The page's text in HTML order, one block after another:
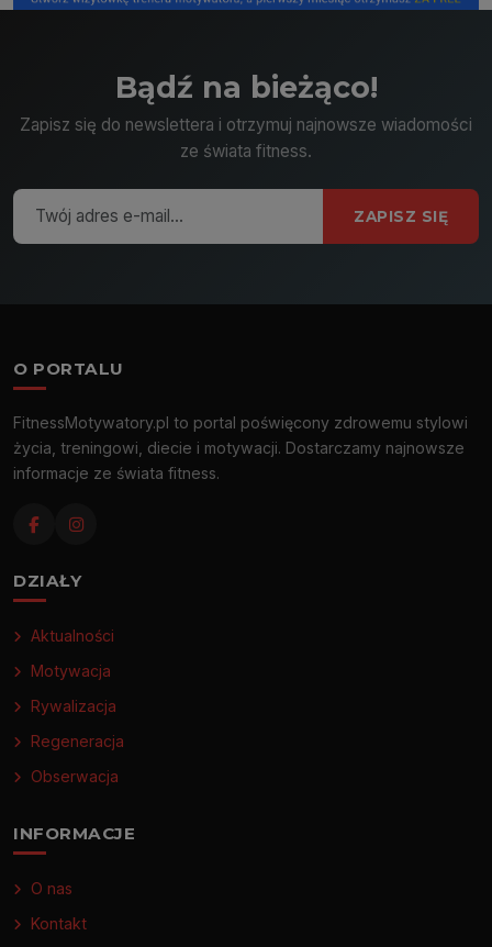
Bądź na bieżąco!
Zapisz się do newslettera i otrzymuj najnowsze wiadomości
ze świata fitness.
ZAPISZ SIĘ
O PORTALU
FitnessMotywatory.pl to portal poświęcony zdrowemu stylowi
życia, treningowi, diecie i motywacji. Dostarczamy najnowsze
informacje ze świata fitness.
DZIAŁY
Aktualności
Motywacja
Rywalizacja
Regeneracja
Obserwacja
INFORMACJE
O nas
Kontakt